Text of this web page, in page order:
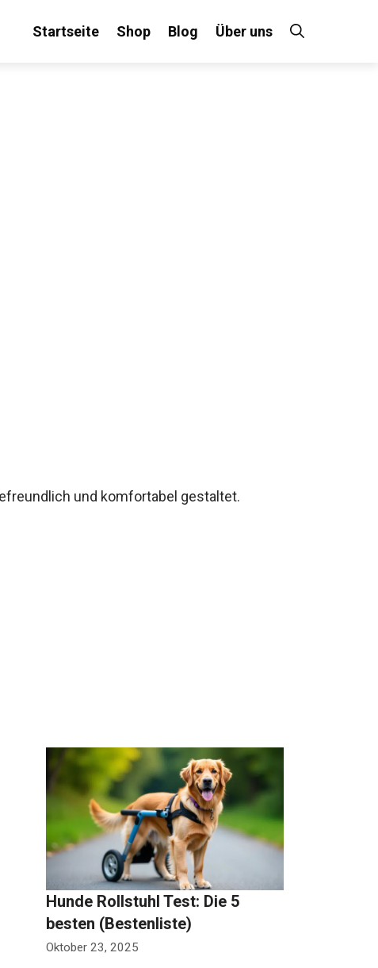
Startseite Shop Blog Über uns
und komfortabel gestaltet.
Oktober 23, 2025
Hunde Rollstuhl Test: Die 5
besten (Bestenliste)